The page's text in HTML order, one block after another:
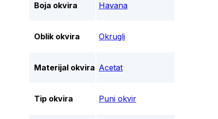
Boja okvira Havana
Oblik okvira Okrugli
Materijal okvira Acetat
Tip okvira Puni okvir